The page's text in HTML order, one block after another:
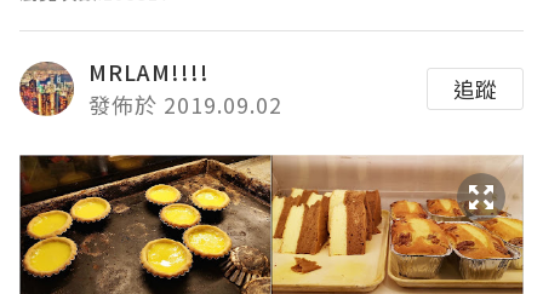
MRLAM!!!!
發佈於 2019.09.02
追蹤